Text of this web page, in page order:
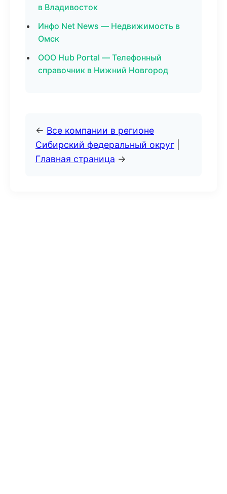
в Владивосток
Инфо Net News — Недвижимость в
Омск
ООО Hub Portal — Телефонный
справочник в Нижний Новгород
← Все компании в регионе
Сибирский федеральный округ
Главная страница →